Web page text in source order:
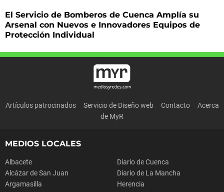
El Servicio de Bomberos de Cuenca Amplía su
Arsenal con Nuevos e Innovadores Equipos de
Protección Individual
Artículos patrocinados Servicio de Diseño web Contacto
Acerca
de MyR
MEDIOS LOCALES
Albacete
Alcázar de San Juan
Argamasilla
Diario de Cuenca
Diario de La Mancha
Herencia